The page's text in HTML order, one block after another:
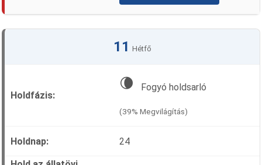
11 Hétfő
🌘 Fogyó holdsarló
(39% Megvilágítás)
24